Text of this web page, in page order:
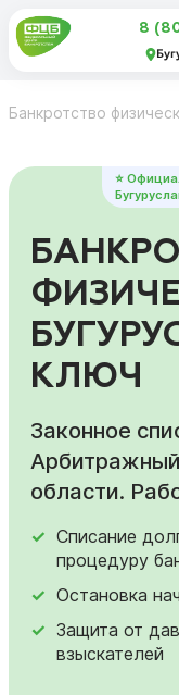
8
Банкротство
⭐
КЛЮЧ
Законное
области.
Списание
процедуру
Остановка
Защита от
взыскателей